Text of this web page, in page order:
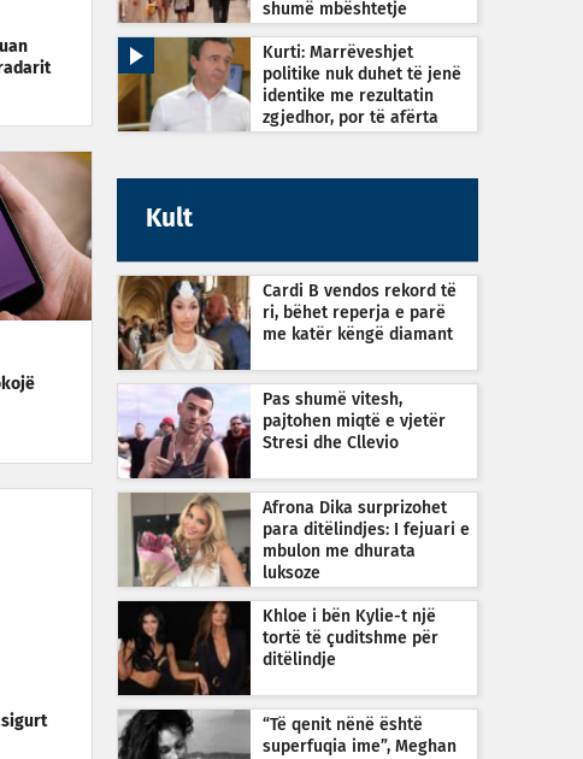
shumë mbështetje
Kurti: Marrëveshjet
politike nuk duhet të jenë
identike me rezultatin
zgjedhor, por të afërta
Kult
Cardi B vendos rekord të
ri, bëhet reperja e parë
me katër këngë diamant
Pas shumë vitesh,
pajtohen miqtë e vjetër
Stresi dhe Cllevio
Afrona Dika surprizohet
para ditëlindjes: I fejuari e
mbulon me dhurata
luksoze
Khloe i bën Kylie-t një
tortë të çuditshme për
ditëlindje
“Të qenit nënë është
superfuqia ime”, Meghan